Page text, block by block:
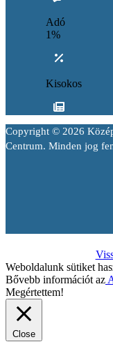
Adó
1%
Kisokos
Copyright © 2026
Centrum. Minden jog
Weboldalunk sütiket
Bővebb információt az
Megértettem!
Close